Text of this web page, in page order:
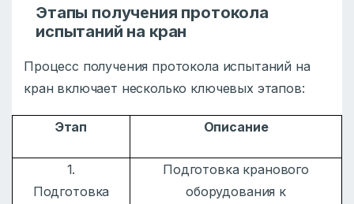
Этапы получения протокола
испытаний на кран
Процесс получения протокола испытаний на
кран включает несколько ключевых этапов:
Этап Описание
1.
Подготовка
Подготовка кранового
оборудования к